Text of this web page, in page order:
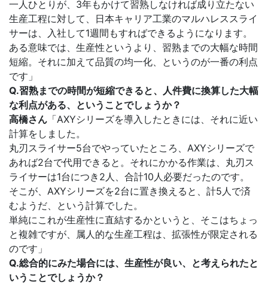
一人ひとりが、3年もかけて習熟しなければ成り立たない
生産工程に対して、日本キャリア工業のマルハレススライ
サーは、入社して1週間もすればできるようになります。
ある意味では、生産性というより、習熟までの大幅な時間
短縮。それに加えて品質の均一化、というのが一番の利点
です」
Q.習熟までの時間が短縮できると、人件費に換算した大幅
な利点がある、ということでしょうか？
高橋さん 「AXYシリーズを導入したときには、それに近い
計算をしました。
丸刃スライサー5台でやっていたところ、AXYシリーズで
あれば2台で代用できると。それにかかる作業は、丸刃ス
ライサーは1台につき2人、合計10人必要だったのです。
そこが、AXYシリーズを2台に置き換えると、計5人で済
むようだ、という計算でした。
単純にこれが生産性に直結するかというと、そこはちょっ
と複雑ですが、属人的な生産工程は、拡張性が限定される
のです」
Q.総合的にみた場合には、生産性が良い、と考えられたと
いうことでしょうか？